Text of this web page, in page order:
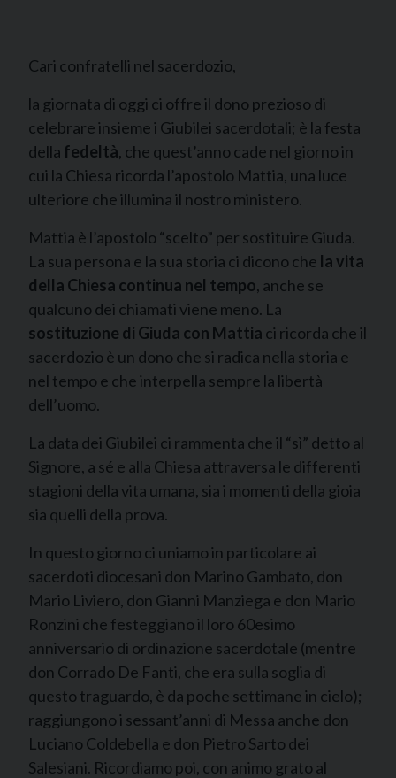
Cari confratelli nel sacerdozio,
la giornata di oggi ci offre il dono prezioso di
celebrare insieme i Giubilei sacerdotali; è la festa
della fedeltà, che quest’anno cade nel giorno in
cui la Chiesa ricorda l’apostolo Mattia, una luce
ulteriore che illumina il nostro ministero.
Mattia è l’apostolo “scelto” per sostituire Giuda.
La sua persona e la sua storia ci dicono che la vita
della Chiesa continua nel tempo, anche se
qualcuno dei chiamati viene meno. La
sostituzione di Giuda con Mattia ci ricorda che il
sacerdozio è un dono che si radica nella storia e
nel tempo e che interpella sempre la libertà
dell’uomo.
La data dei Giubilei ci rammenta che il “sì” detto al
Signore, a sé e alla Chiesa attraversa le differenti
stagioni della vita umana, sia i momenti della gioia
sia quelli della prova.
In questo giorno ci uniamo in particolare ai
sacerdoti diocesani don Marino Gambato, don
Mario Liviero, don Gianni Manziega e don Mario
Ronzini che festeggiano il loro 60esimo
anniversario di ordinazione sacerdotale (mentre
don Corrado De Fanti, che era sulla soglia di
questo traguardo, è da poche settimane in cielo);
raggiungono i sessant’anni di Messa anche don
Luciano Coldebella e don Pietro Sarto dei
Salesiani. Ricordiamo poi, con animo grato al